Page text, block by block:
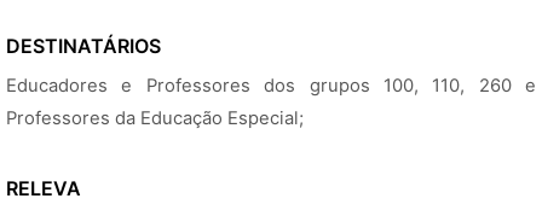
DESTINATÁRIOS
Educadores e Professores dos grupos 100, 110, 260 e
Professores da Educação Especial;
RELEVA